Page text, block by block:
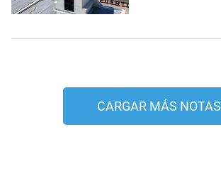
CARGAR MÁS NOTAS